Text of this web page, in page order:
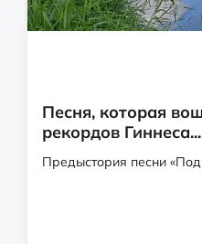
Песня, которая
рекордов Гиннеса...
Предыстория песни